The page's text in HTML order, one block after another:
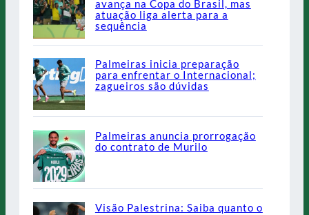
avança na Copa do Brasil, mas
atuação liga alerta para a
sequência
Palmeiras inicia preparação
para enfrentar o Internacional;
zagueiros são dúvidas
Palmeiras anuncia prorrogação
do contrato de Murilo
Visão Palestrina: Saiba quanto o